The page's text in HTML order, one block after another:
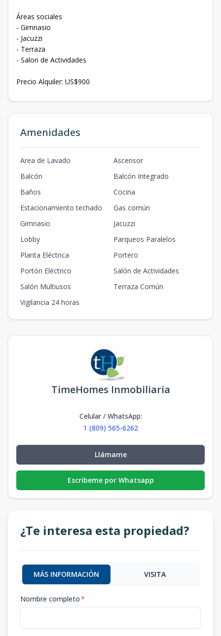
Áreas sociales
- Gimnasio
- Jacuzzi
- Terraza
- Salon de Actividades
Precio Alquiler: US$900
Amenidades
Area de Lavado
Ascensor
Balcón
Balcón Integrado
Baños
Cocina
Estacionamiento techado
Gas común
Gimnasio
Jacuzzi
Lobby
Parqueos Paralelos
Planta Eléctrica
Portero
Portón Eléctrico
Salón de Actividades
Salón Multiusos
Terraza Común
Vigilancia 24 horas
TimeHomes Inmobiliaria
Celular / WhatsApp:
1 (809) 565-6262
Llámame
Escribeme por Whatsapp
¿Te interesa esta propiedad?
MÁS INFORMACIÓN VISITA
Nombre completo*